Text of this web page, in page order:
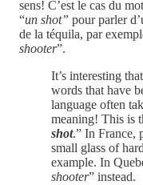
sens! C’est le cas du
“un shot” pour parler
de la téquila, par
shooter”.
It’s interesting
words that have
language often
meaning! This is
shot.” In France,
small glass of
example. In
shooter” instead.